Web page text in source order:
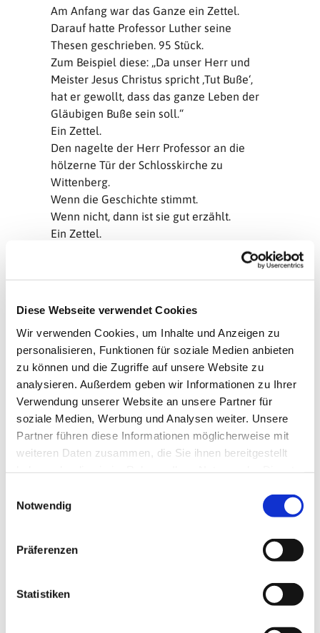
Diese Webseite verwendet Cookies
Wir verwenden Cookies, um Inhalte und Anzeigen zu
personalisieren, Funktionen für soziale Medien anbieten
zu können und die Zugriffe auf unsere Website zu
analysieren. Außerdem geben wir Informationen zu Ihrer
Verwendung unserer Website an unsere Partner für
soziale Medien, Werbung und Analysen weiter. Unsere
Partner führen diese Informationen möglicherweise mit
weiteren Daten zusammen, die Sie ihnen bereitgestellt
Notwendig
Präferenzen
Statistiken
Am Anfang war das Ganze ein Zettel.
Darauf hatte Professor Luther seine
Thesen geschrieben. 95 Stück.
Zum Beispiel diese: „Da unser Herr und
Meister Jesus Christus spricht ‚Tut Buße‘,
hat er gewollt, dass das ganze Leben der
Gläubigen Buße sein soll.“
Ein Zettel.
Den nagelte der Herr Professor an die
hölzerne Tür der Schlosskirche zu
Wittenberg.
Wenn die Geschichte stimmt.
Wenn nicht, dann ist sie gut erzählt.
Ein Zettel.
Ungefähr wie diese Zettel, auf denen ein
Oder eine Waschmaschine abzugeben ist.
Da, um gelesen und diskutiert zu werden.
Öffentlich. Im Stehen.
Mit fuchtelnden Händen. Nicken.
Kopfschütteln.
Laut werden. Lachen. Fluchen.
Fettige Fingerabdrücke sind darauf.
Vom Zeigen. Hier! Siehst du nicht?! Das
meint er!
Am Anfang war das Ganze ein Zettel.
Die Thesentür an der Wittenberger
Die 95 Thesen in Bronze gegossen.